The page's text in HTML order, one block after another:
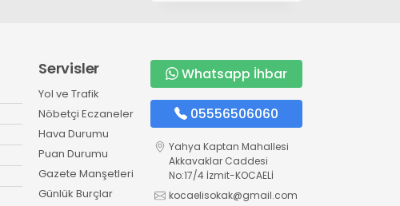
Servisler
Yol ve Trafik
Nöbetçi Eczaneler
Hava Durumu
Puan Durumu
Gazete Manşetleri
Günlük Burçlar
Whatsapp İhbar
05556506060
Yahya Kaptan Mahallesi
Akkavaklar Caddesi
No:17/4 İzmit-KOCAELİ
kocaelisokak@gmail.com